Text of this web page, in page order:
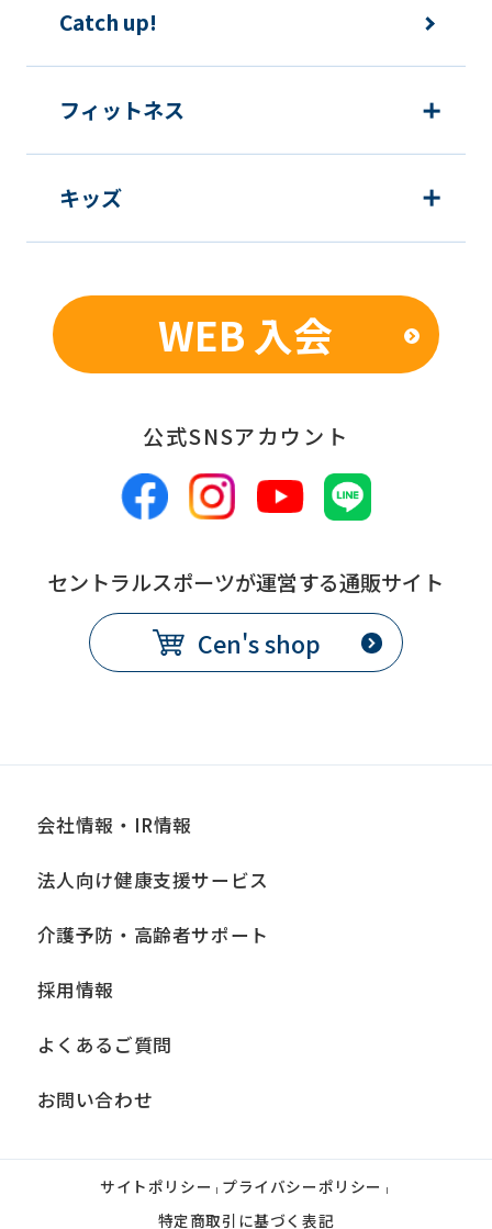
Catch up!
フィットネス
キッズ
WEB 入会
公式SNSアカウント
セントラルスポーツが運営する通販サイト
Cen's shop
会社情報・IR情報
法人向け健康支援サービス
介護予防・高齢者サポート
採用情報
よくあるご質問
お問い合わせ
サイトポリシー | プライバシーポリシー |
特定商取引に基づく表記